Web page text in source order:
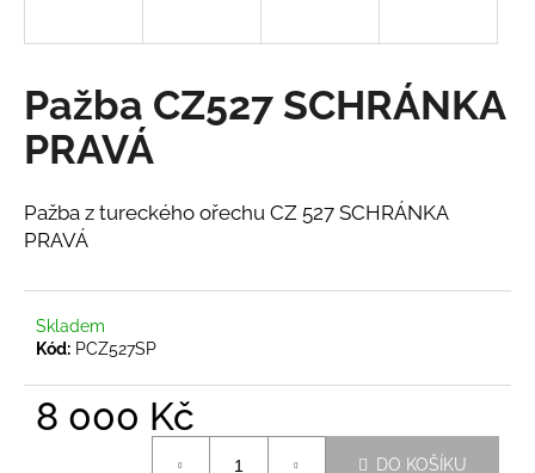
Pažba CZ527 SCHRÁNKA
PRAVÁ
Pažba z tureckého ořechu CZ 527 SCHRÁNKA
PRAVÁ
Skladem
Kód: PCZ527SP
8 000 Kč
DO KOŠÍKU
í
t
?
D
p